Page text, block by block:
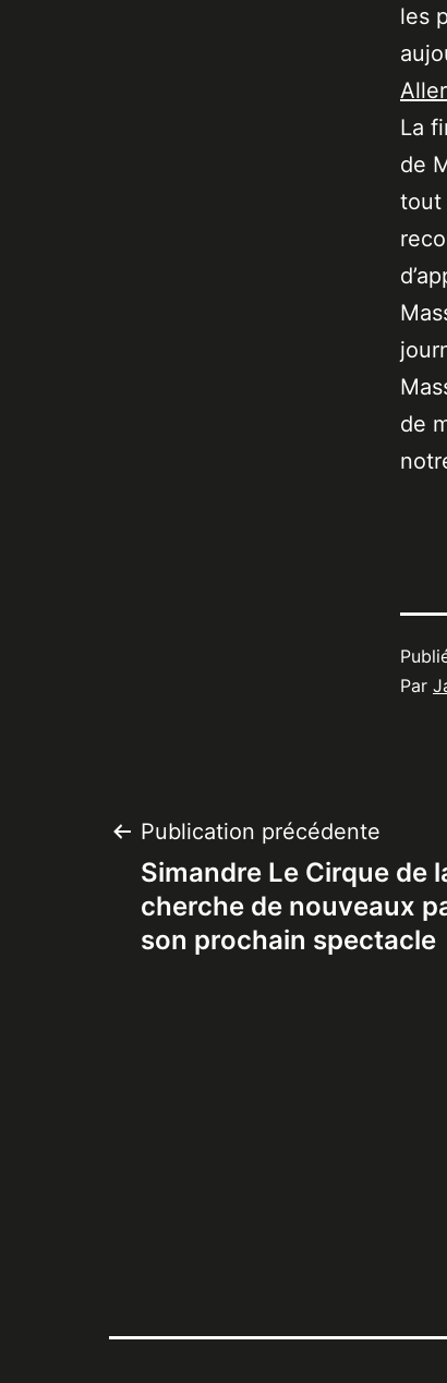
les
La
de
tout
de
Par
Navigation
de
Publication précédente
Simandre Le Cirque de
cherche de nouveaux
son prochain spectacle